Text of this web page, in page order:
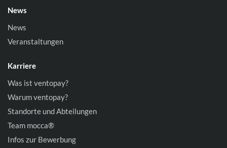
News
News
Veranstaltungen
Karriere
Was ist ventopay?
Warum ventopay?
Standorte und Abteilungen
Team mocca®
Infos zur Bewerbung